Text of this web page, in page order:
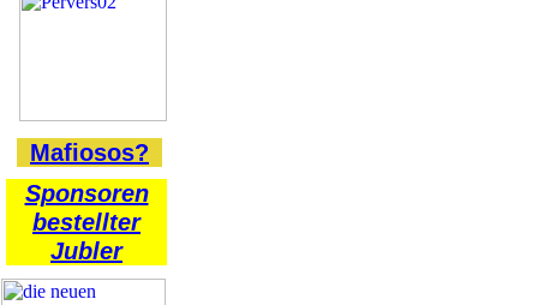
Mafiosos?
Sponsoren
bestellter
Jubler